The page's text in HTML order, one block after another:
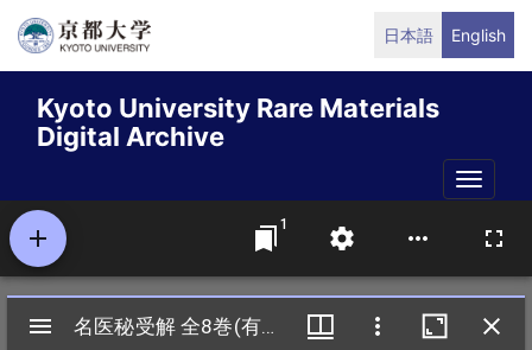
Skip
content
日本語 English
Kyoto University Rare Materials
Digital Archive
Toggle